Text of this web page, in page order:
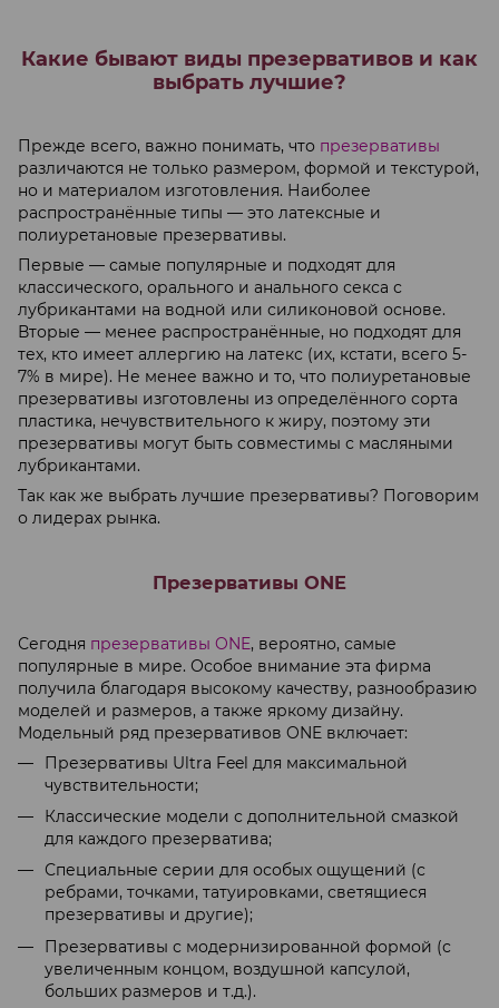
Какие бывают виды презервативов и как
выбрать лучшие?
Прежде всего, важно понимать, что презервативы
различаются не только размером, формой и текстурой,
но и материалом изготовления. Наиболее
распространённые типы — это латексные и
полиуретановые презервативы.
Первые — самые популярные и подходят для
классического, орального и анального секса с
лубрикантами на водной или силиконовой основе.
Вторые — менее распространённые, но подходят для
тех, кто имеет аллергию на латекс (их, кстати, всего 5-
7% в мире). Не менее важно и то, что полиуретановые
презервативы изготовлены из определённого сорта
пластика, нечувствительного к жиру, поэтому эти
презервативы могут быть совместимы с масляными
лубрикантами.
Так как же выбрать лучшие презервативы? Поговорим
о лидерах рынка.
Презервативы ONE
Сегодня презервативы ONE, вероятно, самые
популярные в мире. Особое внимание эта фирма
получила благодаря высокому качеству, разнообразию
моделей и размеров, а также яркому дизайну.
Модельный ряд презервативов ONE включает:
Презервативы Ultra Feel для максимальной
чувствительности;
Классические модели с дополнительной смазкой
для каждого презерватива;
Специальные серии для особых ощущений (с
ребрами, точками, татуировками, светящиеся
презервативы и другие);
Презервативы с модернизированной формой (с
увеличенным концом, воздушной капсулой,
больших размеров и т.д.).